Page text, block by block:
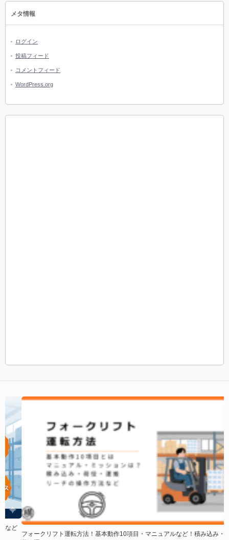
メタ情報
ログイン
投稿フィード
コメントフィード
WordPress.org
フォークリフト運転方法！基本動作10項目・マニュアルなど！積み込み・荷